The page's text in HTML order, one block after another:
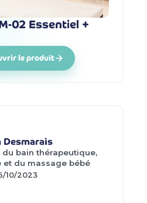
02 Essentiel +
le produit
Desmarais
du bain thérapeutique,
et du massage bébé
10/2023